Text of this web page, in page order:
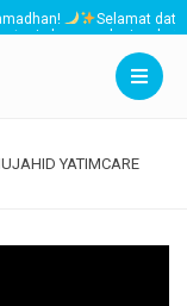
Selamat datang
dan memberi perhatian
membagikan
YATIMCARE